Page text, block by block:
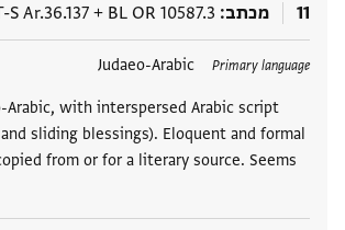
11 מכתב BL OR 10587.3
+
S Ar.36.137
Primary language
Judaeo-Arabic
Arabic, with interspersed Arabic script
sliding blessings). Eloquent and formal
from or for a literary source. Seems
תגים